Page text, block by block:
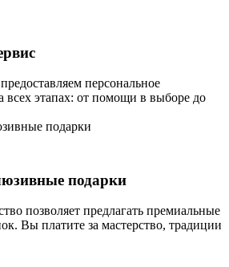
персональное
всех этапах: от помощи в выборе до
подарки
позволяет предлагать премиальные
Вы платите за мастерство, традиции